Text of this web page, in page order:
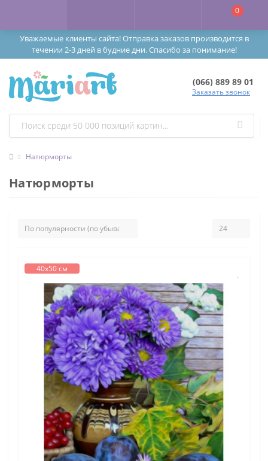
Уважаемые клиенты сайта! Отправка заказов производится в
течении 2-3 дней в будние дни. Спасибо за понимание!
0
(066) 889 89 01
Заказать звонок
Натюрморты
Натюрморты
40х50 см